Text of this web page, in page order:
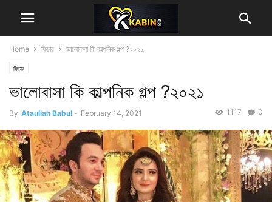
Home ফিচার ভালোবাসা কি কাল্পনিক গল্প ?২০২১
ফিচার
ভালোবাসা কি কাল্পনিক গল্প ?২০২১
By Ataullah Babul - February 14, 2021 0
1117